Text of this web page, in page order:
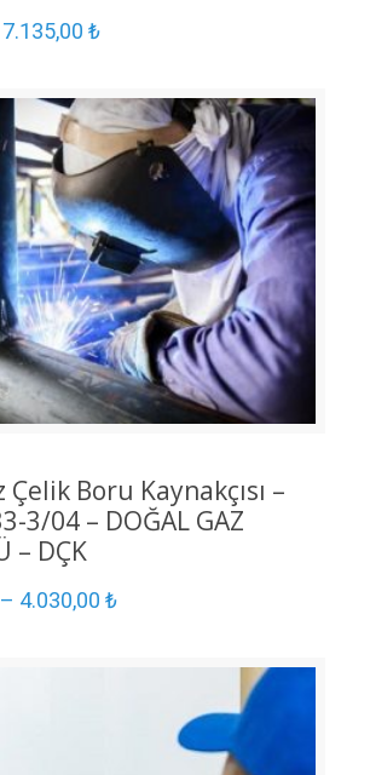
7.135,00 ₺
Çelik Boru Kaynakçısı –
3/04 – DOĞAL GAZ
– DÇK
4.030,00 ₺